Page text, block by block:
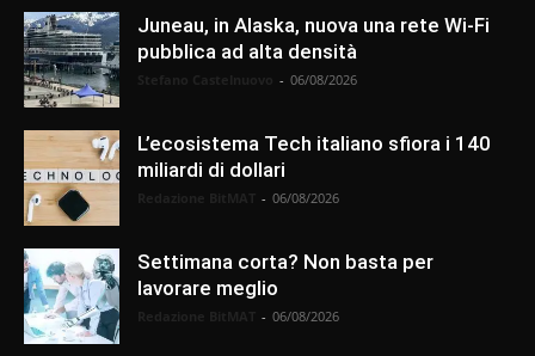
Juneau, in Alaska, nuova una rete Wi-Fi
pubblica ad alta densità
- 06/08/2026
L’ecosistema Tech italiano sfiora i 140
miliardi di dollari
- 06/08/2026
Settimana corta? Non basta per
lavorare meglio
- 06/08/2026